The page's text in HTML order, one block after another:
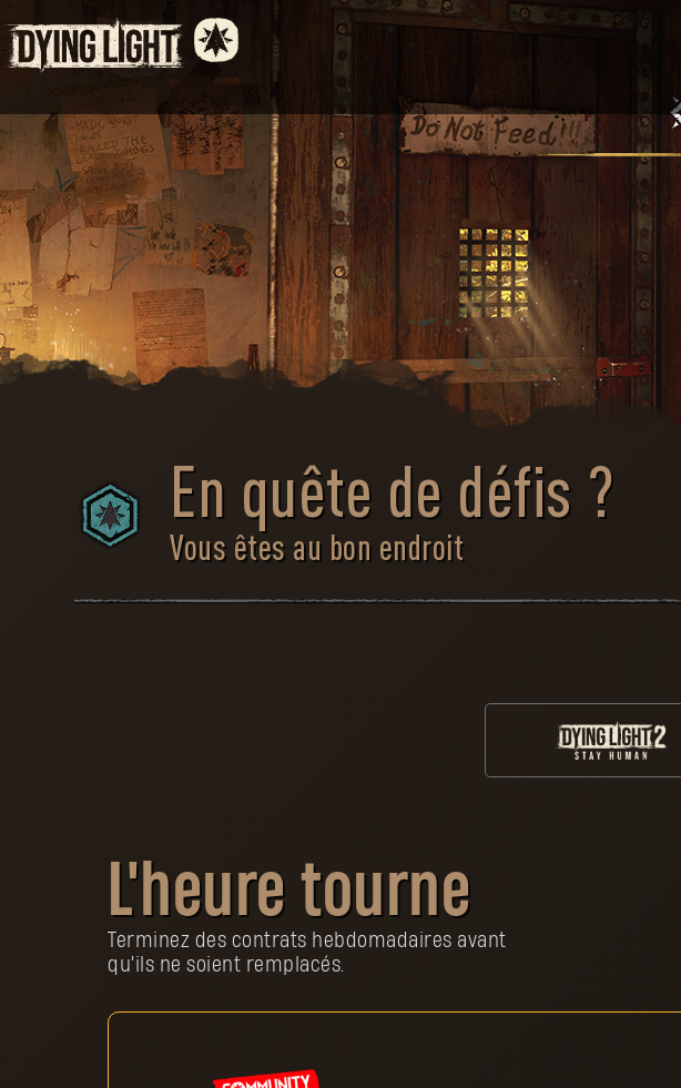
En quête de défis ?
Vous êtes au bon endroit
voyageurs cherchent des occasions lucratives en menant
tâches auxquelles d'autres n'oseraient pas se frotter. Le
désormais venu de vous mettre en route. Accomplissez
Activez les contrats
Sélectionnez les
contrats ci-dessous
Jouez à Dying
Light
L'heure tourne
Terminez des contrats hebdomadaires avant
qu'ils ne soient remplacés.